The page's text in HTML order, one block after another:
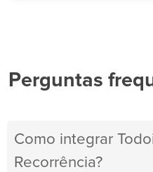
Perguntas
Como integrar
Recorrência?